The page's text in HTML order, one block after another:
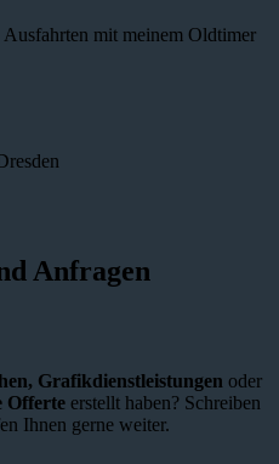
mit meinem Oldtimer
Anfragen
Grafikdienstleistungen oder
Offerte erstellt haben? Schreiben
Ihnen gerne weiter.